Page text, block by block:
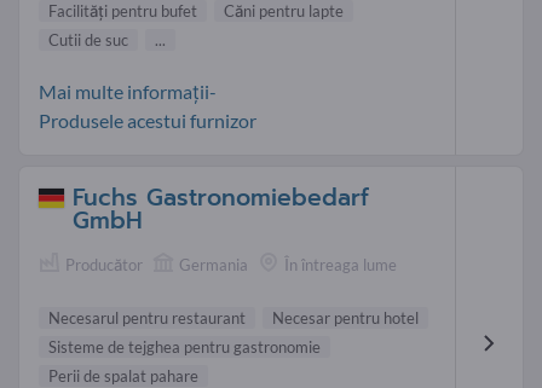
Facilităţi pentru bufet
Căni pentru lapte
Cutii de suc
...
Mai multe informații-
Produsele acestui furnizor
Fuchs Gastronomiebedarf
GmbH
Producător Germania În întreaga lume
Necesarul pentru restaurant
Necesar pentru hotel
Sisteme de tejghea pentru gastronomie
Perii de spalat pahare